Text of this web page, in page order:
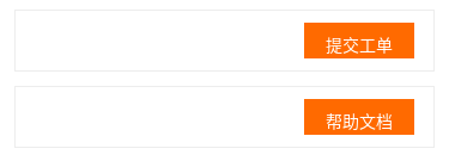
提交工单
帮助文档